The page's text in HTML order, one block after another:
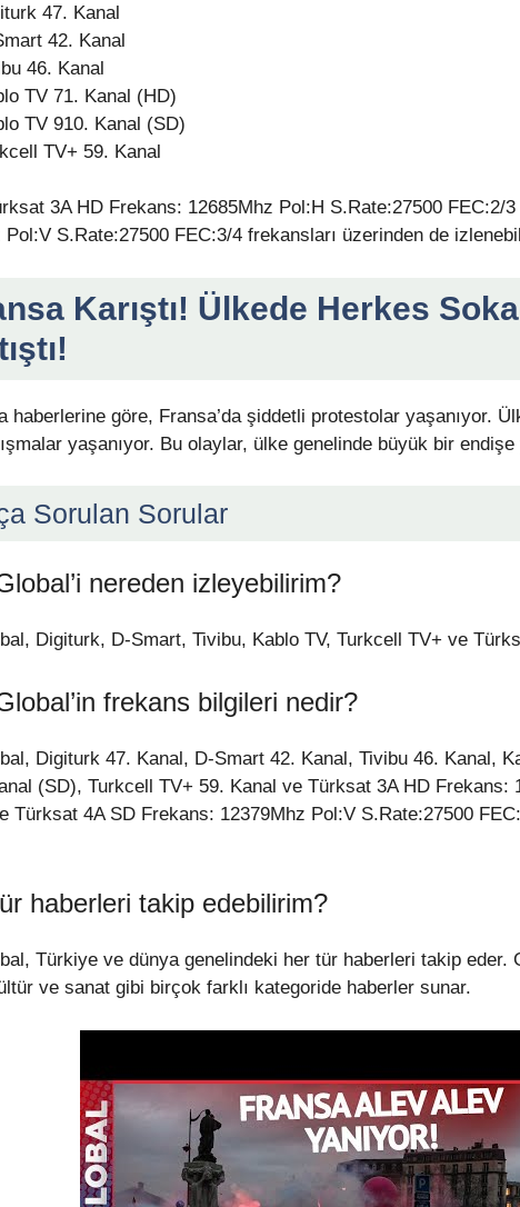
47. Kanal
42. Kanal
46. Kanal
TV 71. Kanal (HD)
TV 910. Kanal (SD)
TV+ 59. Kanal
3A HD Frekans: 12685Mhz Pol:H S.Rate:27500 FEC:2/
Pol:V S.Rate:27500 FEC:3/4 frekansları üzerinden de
Karıştı! Ülkede Herkes
haberlerine göre, Fransa’da şiddetli protestolar yaşanıyor.
yaşanıyor. Bu olaylar, ülke genelinde büyük bir endişe
Sorulan Sorular
nereden izleyebilirim?
Digiturk, D-Smart, Tivibu, Kablo TV, Turkcell TV+ ve
frekans bilgileri nedir?
Digiturk 47. Kanal, D-Smart 42. Kanal, Tivibu 46. Kanal,
(SD), Turkcell TV+ 59. Kanal ve Türksat 3A HD Frekans:
Türksat 4A SD Frekans: 12379Mhz Pol:V S.Rate:27500
haberleri takip edebilirim?
Türkiye ve dünya genelindeki her tür haberleri takip eder.
ve sanat gibi birçok farklı kategoride haberler sunar.